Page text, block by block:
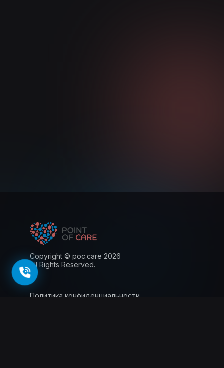
Copyright © poc.care 2026
All Rights Reserved.
Политика конфиденциальности